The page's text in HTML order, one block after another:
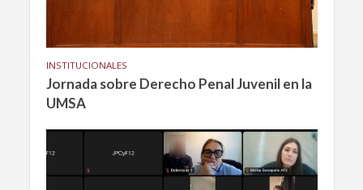
INSTITUCIONALES
Jornada sobre Derecho Penal Juvenil en la
UMSA